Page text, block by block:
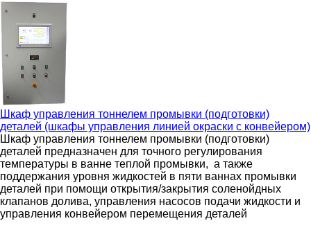
Шкаф управления тоннелем промывки (подготовки)
деталей (шкафы управления линией окраски с конвейером)
Шкаф управления тоннелем промывки (подготовки)
деталей предназначен для точного регулирования
температуры в ванне теплой промывки, а также
поддержания уровня жидкостей в пяти ваннах промывки
деталей при помощи открытия/закрытия соленойдных
клапанов долива, управления насосов подачи жидкости и
управления конвейером перемещения деталей